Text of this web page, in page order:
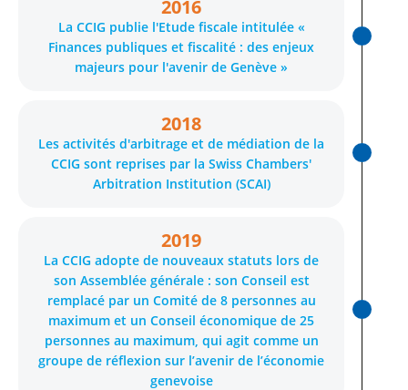
2016
La CCIG publie l'Etude fiscale intitulée «
Finances publiques et fiscalité : des enjeux
majeurs pour l'avenir de Genève »
2018
Les activités d'arbitrage et de médiation de la
CCIG sont reprises par la Swiss Chambers'
Arbitration Institution (SCAI)
2019
La CCIG adopte de nouveaux statuts lors de
son Assemblée générale : son Conseil est
remplacé par un Comité de 8 personnes au
maximum et un Conseil économique de 25
personnes au maximum, qui agit comme un
groupe de réflexion sur l’avenir de l’économie
genevoise